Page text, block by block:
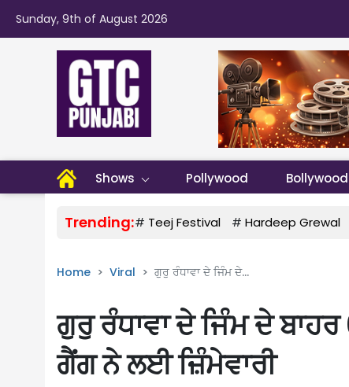
Sunday, 9th of August 2026
Shows Pollywood Bollywood
Trending:# Teej Festival # Hardeep Grewal
Home Viral ਗੁਰੁ ਰੰਧਾਵਾ ਦੇ ਜਿੰਮ ਦੇ...
ਗੁਰੁ ਰੰਧਾਵਾ ਦੇ ਜਿੰਮ ਦੇ
ਗੈਂਗ ਨੇ ਲਈ ਜ਼ਿੰਮੇਵਾਰੀ